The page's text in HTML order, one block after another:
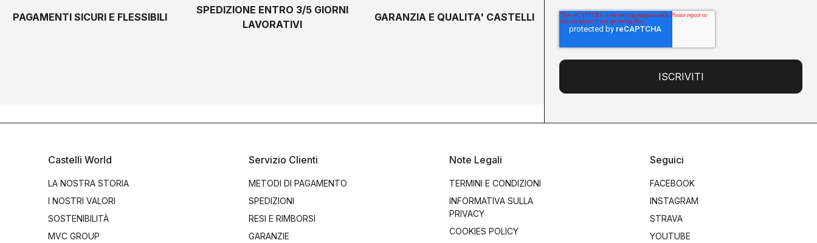
PAGAMENTI SICURI E FLESSIBILI
SPEDIZIONE ENTRO 3/5 GIORNI
LAVORATIVI
GARANZIA E QUALITA' CASTELLI
Castelli World
LA NOSTRA STORIA
I NOSTRI VALORI
SOSTENIBILITÀ
MVC GROUP
Servizio Clienti
METODI DI PAGAMENTO
SPEDIZIONI
RESI E RIMBORSI
GARANZIE
Note Legali
TERMINI E CONDIZIONI
INFORMATIVA SULLA
PRIVACY
COOKIES POLICY
Seguici
FACEBOOK
INSTAGRAM
STRAVA
YOUTUBE